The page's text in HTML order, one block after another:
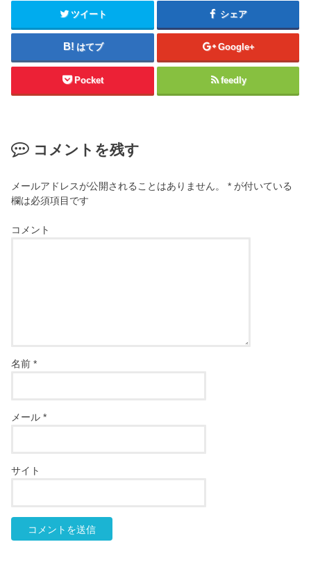
ツイート シェア
はてブ Google+
Pocket feedly
コメントを残す
メールアドレスが公開されることはありません。 * が付いている
欄は必須項目です
コメント
名前*
メール*
サイト